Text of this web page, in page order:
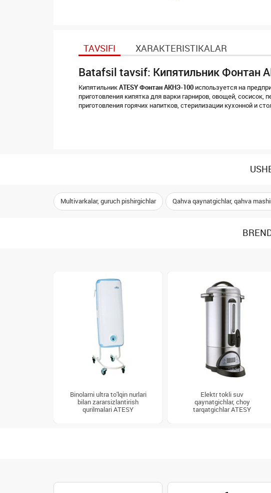
TAVSIFI XARAKTERISTIKALAR
Batafsil tavsif: Кипятильник Фонтан
Кипятильник ATESY Фонтан АКНЭ-100 используется на
приготовления кипятка для варки гарниров, овощей,
приготовления горячих напитков, стерилизации кухонной и
Multivarkalar, guruch pishirgichlar Qahva qaynatgichlar, qahva
Binolarni ultra to'lqin nurlari
bilan zararsizlantirish
qurilmalari ATESY
Elektr tokli suv
qaynatgichlar, choy
tarqatgichlar ATESY